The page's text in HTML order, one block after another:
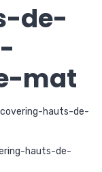
de-
mat
hauts-de-